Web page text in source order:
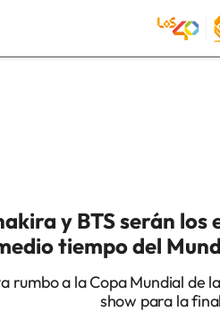
y BTS serán
tiempo del
rumbo a la Copa Mundial de
show para la